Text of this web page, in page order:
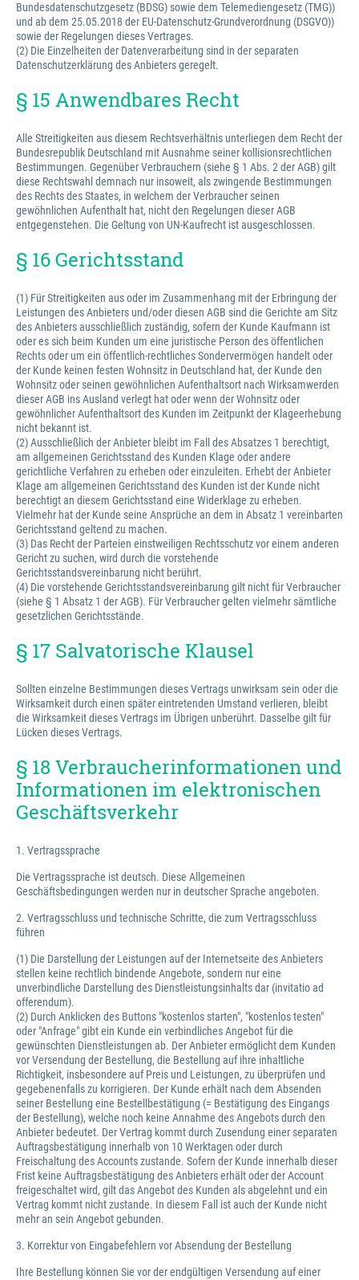
Bundesdatenschutzgesetz (BDSG) sowie dem Telemediengesetz (TMG))
und ab dem 25.05.2018 der EU-Datenschutz-Grundverordnung (DSGVO))
sowie der Regelungen dieses Vertrages.
(2) Die Einzelheiten der Datenverarbeitung sind in der separaten
Datenschutzerklärung des Anbieters geregelt.
§ 15 Anwendbares Recht
Alle Streitigkeiten aus diesem Rechtsverhältnis unterliegen dem Recht der
Bundesrepublik Deutschland mit Ausnahme seiner kollisionsrechtlichen
Bestimmungen. Gegenüber Verbrauchern (siehe § 1 Abs. 2 der AGB) gilt
diese Rechtswahl demnach nur insoweit, als zwingende Bestimmungen
des Rechts des Staates, in welchem der Verbraucher seinen
gewöhnlichen Aufenthalt hat, nicht den Regelungen dieser AGB
entgegenstehen. Die Geltung von UN-Kaufrecht ist ausgeschlossen.
§ 16 Gerichtsstand
(1) Für Streitigkeiten aus oder im Zusammenhang mit der Erbringung der
Leistungen des Anbieters und/oder diesen AGB sind die Gerichte am Sitz
des Anbieters ausschließlich zuständig, sofern der Kunde Kaufmann ist
oder es sich beim Kunden um eine juristische Person des öffentlichen
Rechts oder um ein öffentlich-rechtliches Sondervermögen handelt oder
der Kunde keinen festen Wohnsitz in Deutschland hat, der Kunde den
Wohnsitz oder seinen gewöhnlichen Aufenthaltsort nach Wirksamwerden
dieser AGB ins Ausland verlegt hat oder wenn der Wohnsitz oder
gewöhnlicher Aufenthaltsort des Kunden im Zeitpunkt der Klageerhebung
nicht bekannt ist.
(2) Ausschließlich der Anbieter bleibt im Fall des Absatzes 1 berechtigt,
am allgemeinen Gerichtsstand des Kunden Klage oder andere
gerichtliche Verfahren zu erheben oder einzuleiten. Erhebt der Anbieter
Klage am allgemeinen Gerichtsstand des Kunden ist der Kunde nicht
berechtigt an diesem Gerichtsstand eine Widerklage zu erheben.
Vielmehr hat der Kunde seine Ansprüche an dem in Absatz 1 vereinbarten
Gerichtsstand geltend zu machen.
(3) Das Recht der Parteien einstweiligen Rechtsschutz vor einem anderen
Gericht zu suchen, wird durch die vorstehende
Gerichtsstandsvereinbarung nicht berührt.
(4) Die vorstehende Gerichtsstandsvereinbarung gilt nicht für Verbraucher
(siehe § 1 Absatz 1 der AGB). Für Verbraucher gelten vielmehr sämtliche
gesetzlichen Gerichtsstände.
§ 17 Salvatorische Klausel
Sollten einzelne Bestimmungen dieses Vertrags unwirksam sein oder die
Wirksamkeit durch einen später eintretenden Umstand verlieren, bleibt
die Wirksamkeit dieses Vertrags im Übrigen unberührt. Dasselbe gilt für
Lücken dieses Vertrags.
§ 18 Verbraucherinformationen und
Informationen im elektronischen
Geschäftsverkehr
1. Vertragssprache
Die Vertragssprache ist deutsch. Diese Allgemeinen
Geschäftsbedingungen werden nur in deutscher Sprache angeboten.
2. Vertragsschluss und technische Schritte, die zum Vertragsschluss
führen
(1) Die Darstellung der Leistungen auf der Internetseite des Anbieters
stellen keine rechtlich bindende Angebote, sondern nur eine
unverbindliche Darstellung des Dienstleistungsinhalts dar (invitatio ad
offerendum).
(2) Durch Anklicken des Buttons "kostenlos starten", "kostenlos testen"
oder "Anfrage" gibt ein Kunde ein verbindliches Angebot für die
gewünschten Dienstleistungen ab. Der Anbieter ermöglicht dem Kunden
vor Versendung der Bestellung, die Bestellung auf ihre inhaltliche
Richtigkeit, insbesondere auf Preis und Leistungen, zu überprüfen und
gegebenenfalls zu korrigieren. Der Kunde erhält nach dem Absenden
seiner Bestellung eine Bestellbestätigung (= Bestätigung des Eingangs
der Bestellung), welche noch keine Annahme des Angebots durch den
Anbieter bedeutet. Der Vertrag kommt durch Zusendung einer separaten
Auftragsbestätigung innerhalb von 10 Werktagen oder durch
Freischaltung des Accounts zustande. Sofern der Kunde innerhalb dieser
Frist keine Auftragsbestätigung des Anbieters erhält oder der Account
freigeschaltet wird, gilt das Angebot des Kunden als abgelehnt und ein
Vertrag kommt nicht zustande. In diesem Fall ist auch der Kunde nicht
mehr an sein Angebot gebunden.
3. Korrektur von Eingabefehlern vor Absendung der Bestellung
Ihre Bestellung können Sie vor der endgültigen Versendung auf einer